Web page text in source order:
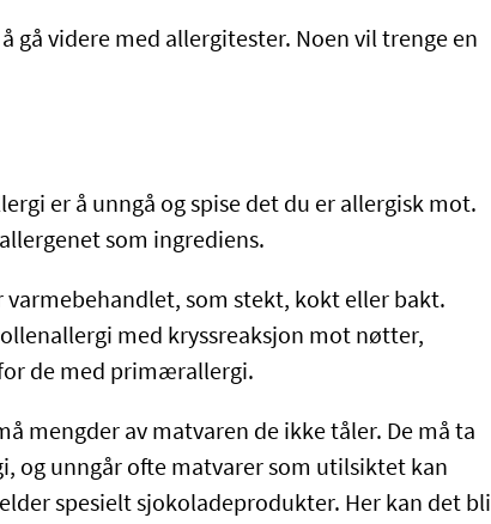
gå videre med allergitester. Noen vil trenge en
er å unngå og spise det du er allergisk mot.
som ingrediens.
varmebehandlet, som stekt, kokt eller bakt.
med kryssreaksjon mot nøtter,
de med primærallergi.
mengder av matvaren de ikke tåler. De må ta
og unngår ofte matvarer som utilsiktet kan
spesielt sjokoladeprodukter. Her kan det bli